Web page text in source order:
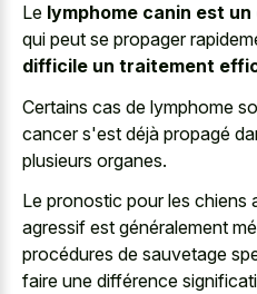
Le lymphome canin est
qui peut se propager
difficile un traitement
Certains cas de lymphome
cancer s'est déjà propagé
plusieurs organes.
Le pronostic pour les chiens
agressif est généralement
procédures de sauvetage
faire une différence